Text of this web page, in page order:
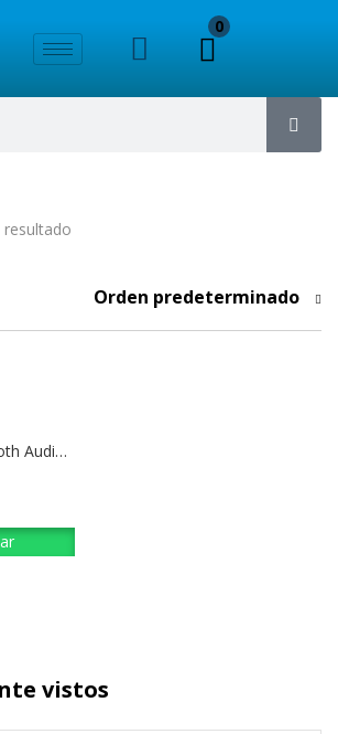
0
Orden predeterminado
Tornamesa Bluetooth Audio-Technica AT-LP70XBT-BS Automática Alta Fidelidad
vistos